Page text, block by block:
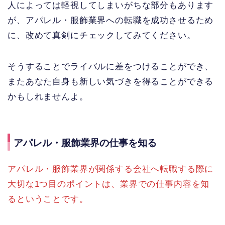
人によっては軽視してしまいがちな部分もあります
が、アパレル・服飾業界への転職を成功させるため
に、改めて真剣にチェックしてみてください。
そうすることでライバルに差をつけることができ、
またあなた自身も新しい気づきを得ることができる
かもしれませんよ。
アパレル・服飾業界の仕事を知る
アパレル・服飾業界が関係する会社へ転職する際に
大切な1つ目のポイントは、業界での仕事内容を知
るということです。